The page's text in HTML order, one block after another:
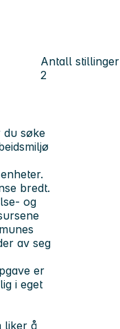
Antall stillinger
2
du søke
bredt.
og
av seg
er
i eget
liker å